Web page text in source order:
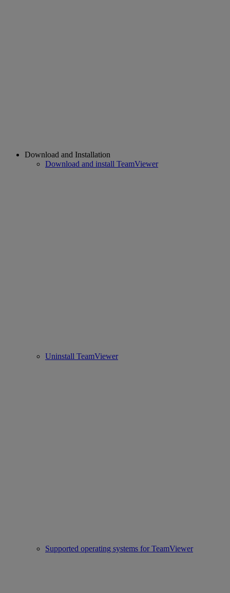
Download and Installation
Download and install TeamViewer
Uninstall TeamViewer
Supported operating systems for TeamViewer